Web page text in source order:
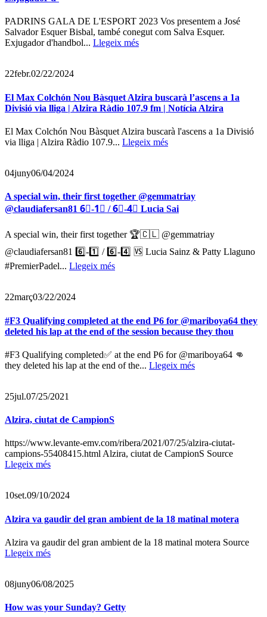
PADRINS GALA DE L'ESPORT 2023 Vos presentem a José
Salvador Esquer Bisbal, també conegut com Salva Esquer.
Exjugador d'handbol... Llegeix més
22febr.02/22/2024
El Max Colchón Nou Bàsquet Alzira buscarà l’ascens a 1a
Divisió via lliga | Alzira Ràdio 107.9 fm | Notícia Alzira
El Max Colchón Nou Bàsquet Alzira buscarà l'ascens a 1a Divisió
via lliga | Alzira Ràdio 107.9... Llegeix més
04juny06/04/2024
A special win, their first together @gemmatriay
@claudiafersan81 6⃣-1⃣ / 6⃣-4⃣ Lucia Sai
A special win, their first together 🏆🇨🇱 @gemmatriay
@claudiafersan81 6️⃣-1️⃣ / 6️⃣-4️⃣ 🆚 Lucia Sainz & Patty Llaguno
#PremierPadel... Llegeix més
22març03/22/2024
#F3 Qualifying completed at the end P6 for @mariboya64 they
deleted his lap at the end of the session because they thou
#F3 Qualifying completed✅ at the end P6 for @mariboya64 👊
they deleted his lap at the end of the... Llegeix més
25jul.07/25/2021
Alzira, ciutat de CampionS
https://www.levante-emv.com/ribera/2021/07/25/alzira-ciutat-
campions-55408415.html Alzira, ciutat de CampionS Source
Llegeix més
10set.09/10/2024
Alzira va gaudir del gran ambient de la 18 matinal motera
Alzira va gaudir del gran ambient de la 18 matinal motera Source
Llegeix més
08juny06/08/2025
How was your Sunday? Getty